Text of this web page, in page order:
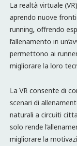
La realtà virtuale
aprendo nuove
running, offrendo
l’allenamento in
permettono ai
migliorare la loro
La VR consente di
scenari di
naturali a circuiti
solo rende
migliorare la